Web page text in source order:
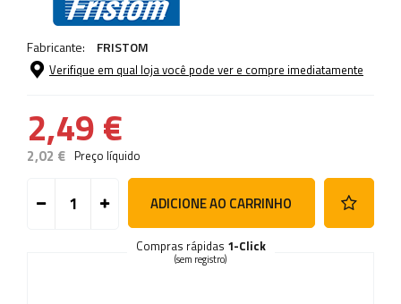
Fabricante: FRISTOM
Verifique em qual loja você pode ver e compre imediatamente
2,49 €
2,02 € Preço líquido
ADICIONE AO CARRINHO
Compras rápidas 1-Click
(sem registro)